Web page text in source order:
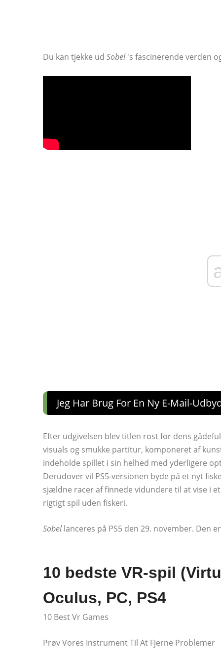
Du kan tjekke ud Sobel's fascinerende verden
Jeg Har Brug For En Ny E-Mail-
Efter udgivelsen blev titlen rost for dens
visuals og smukke partitur, komponeret af
indeholde spillet i sin helhed med yderligere
Derudover vil PS5-versionen byde på et nyt
sjældne racer af finnede vidundere til at vise i
rigtigt spil uden fiskeri.
Sobellanceres på PS5 den 29. november. Den
10 bedste VR-spil
Oculus, PC, PS4
10 Best Vr Games
Prøv Vores Instrument Til At Fjerne Problemer